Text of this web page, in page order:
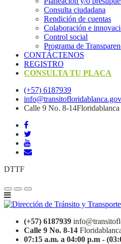
Consulta ciudadana
Rendición de cuentas
Colaboración e
Control social
Programa de
CONTÁCTENOS
REGISTRO
CONSULTA TU PLACA
(+57) 6187939
Calle 9 No. 8-
DTTF
(+57) 6187939
Calle 9 No. 8-14
07:15 a.m. a 04:00 p.m -